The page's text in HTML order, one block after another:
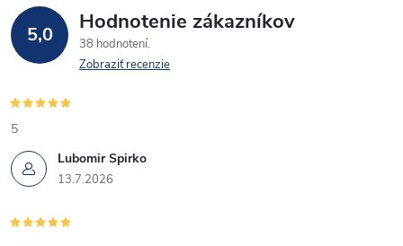
5,0 Hodnotenie zákazníkov
38 hodnotení
Zobraziť recenzie
Lubomir Spirko
13.7.2026
5